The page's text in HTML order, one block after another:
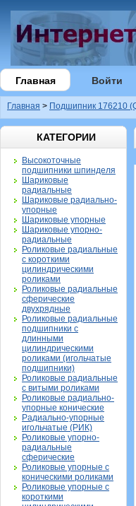
Главная Войти
Главная > Подшипник 176210
КАТЕГОРИИ
Высокоточные
подшипники шпинделя
Шариковые
радиальные
Шариковые радиально-
упорные
Шариковые упорные
Шариковые упорно-
радиальные
Роликовые радиальные
с короткими
цилиндрическими
роликами
Роликовые радиальные
сферические
двухрядные
Роликовые радиальные
подшипники с
длинными
цилиндрическими
роликами (игольчатые
подшипники)
Роликовые радиальные
с витыми роликами
Роликовые радиально-
упорные конические
Радиально-упорные
игольчатые (РИК)
Роликовые упорно-
радиальные
сферические
Роликовые упорные с
коническими роликами
Роликовые упорные с
короткими